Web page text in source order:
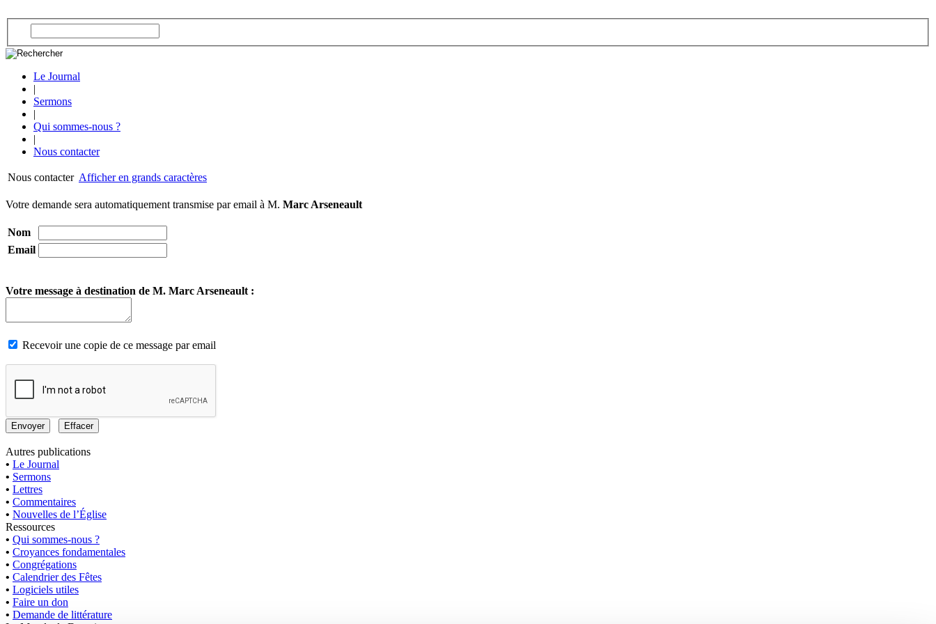
Le Journal
|
Sermons
|
Qui sommes-nous ?
|
Nous contacter
Nous contacter Afficher en grands caractères
Votre demande sera automatiquement transmise par email à M. Marc Arseneault
Nom
Email
Votre message à destination de M. Marc Arseneault :
Recevoir une copie de ce message par email
Autres publications
• Le Journal
• Sermons
• Lettres
• Commentaires
• Nouvelles de l’Église
Ressources
• Qui sommes-nous ?
• Croyances fondamentales
• Congrégations
• Calendrier des Fêtes
• Logiciels utiles
• Faire un don
• Demande de littérature